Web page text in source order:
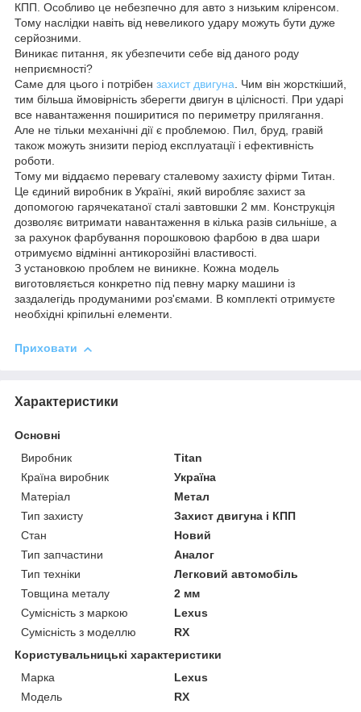
КПП. Особливо це небезпечно для авто з низьким кліренсом.
Тому наслідки навіть від невеликого удару можуть бути дуже
серйозними.
Виникає питання, як убезпечити себе від даного роду
неприємності?
Саме для цього і потрібен захист двигуна. Чим він жорсткіший,
тим більша ймовірність зберегти двигун в цілісності. При ударі
все навантаження поширитися по периметру прилягання.
Але не тільки механічні дії є проблемою. Пил, бруд, гравій
також можуть знизити період експлуатації і ефективність
роботи.
Тому ми віддаємо перевагу сталевому захисту фірми Титан.
Це єдиний виробник в Україні, який виробляє захист за
допомогою гарячекатаної сталі завтовшки 2 мм. Конструкція
дозволяє витримати навантаження в кілька разів сильніше, а
за рахунок фарбування порошковою фарбою в два шари
отримуємо відмінні антикорозійні властивості.
З установкою проблем не виникне. Кожна модель
виготовляється конкретно під певну марку машини із
заздалегідь продуманими роз'ємами. В комплекті отримуєте
необхідні кріпильні елементи.
Приховати
Характеристики
Основні
Виробник
Titan
Країна виробник
Україна
Матеріал
Метал
Тип захисту
Захист двигуна і КПП
Стан
Новий
Тип запчастини
Аналог
Тип техніки
Легковий автомобіль
Товщина металу
2 мм
Сумісність з маркою
Lexus
Сумісність з моделлю
RX
Користувальницькі характеристики
Марка
Lexus
Модель
RX